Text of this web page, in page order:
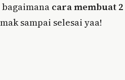
cara membuat 2
sampai selesai yaa!